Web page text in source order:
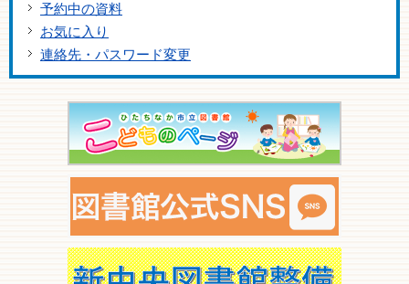
予約中の資料
お気に入り
連絡先・パスワード変更